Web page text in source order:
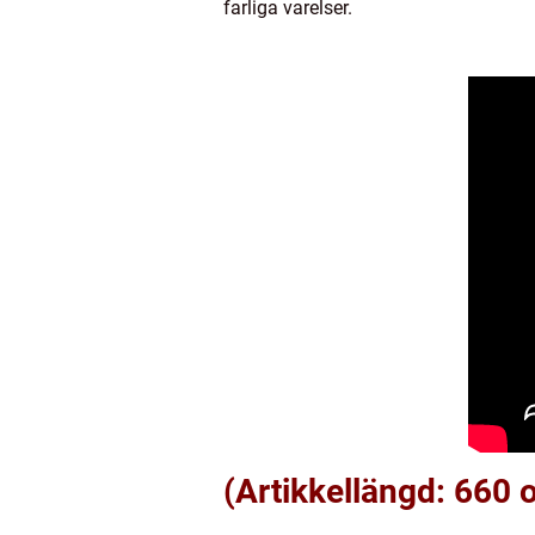
farliga varelser.
(Artikkellängd: 660